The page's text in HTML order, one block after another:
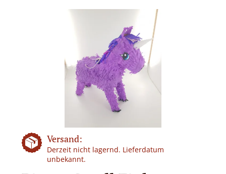
Versand:
Derzeit nicht lagernd. Lieferdatum
unbekannt.